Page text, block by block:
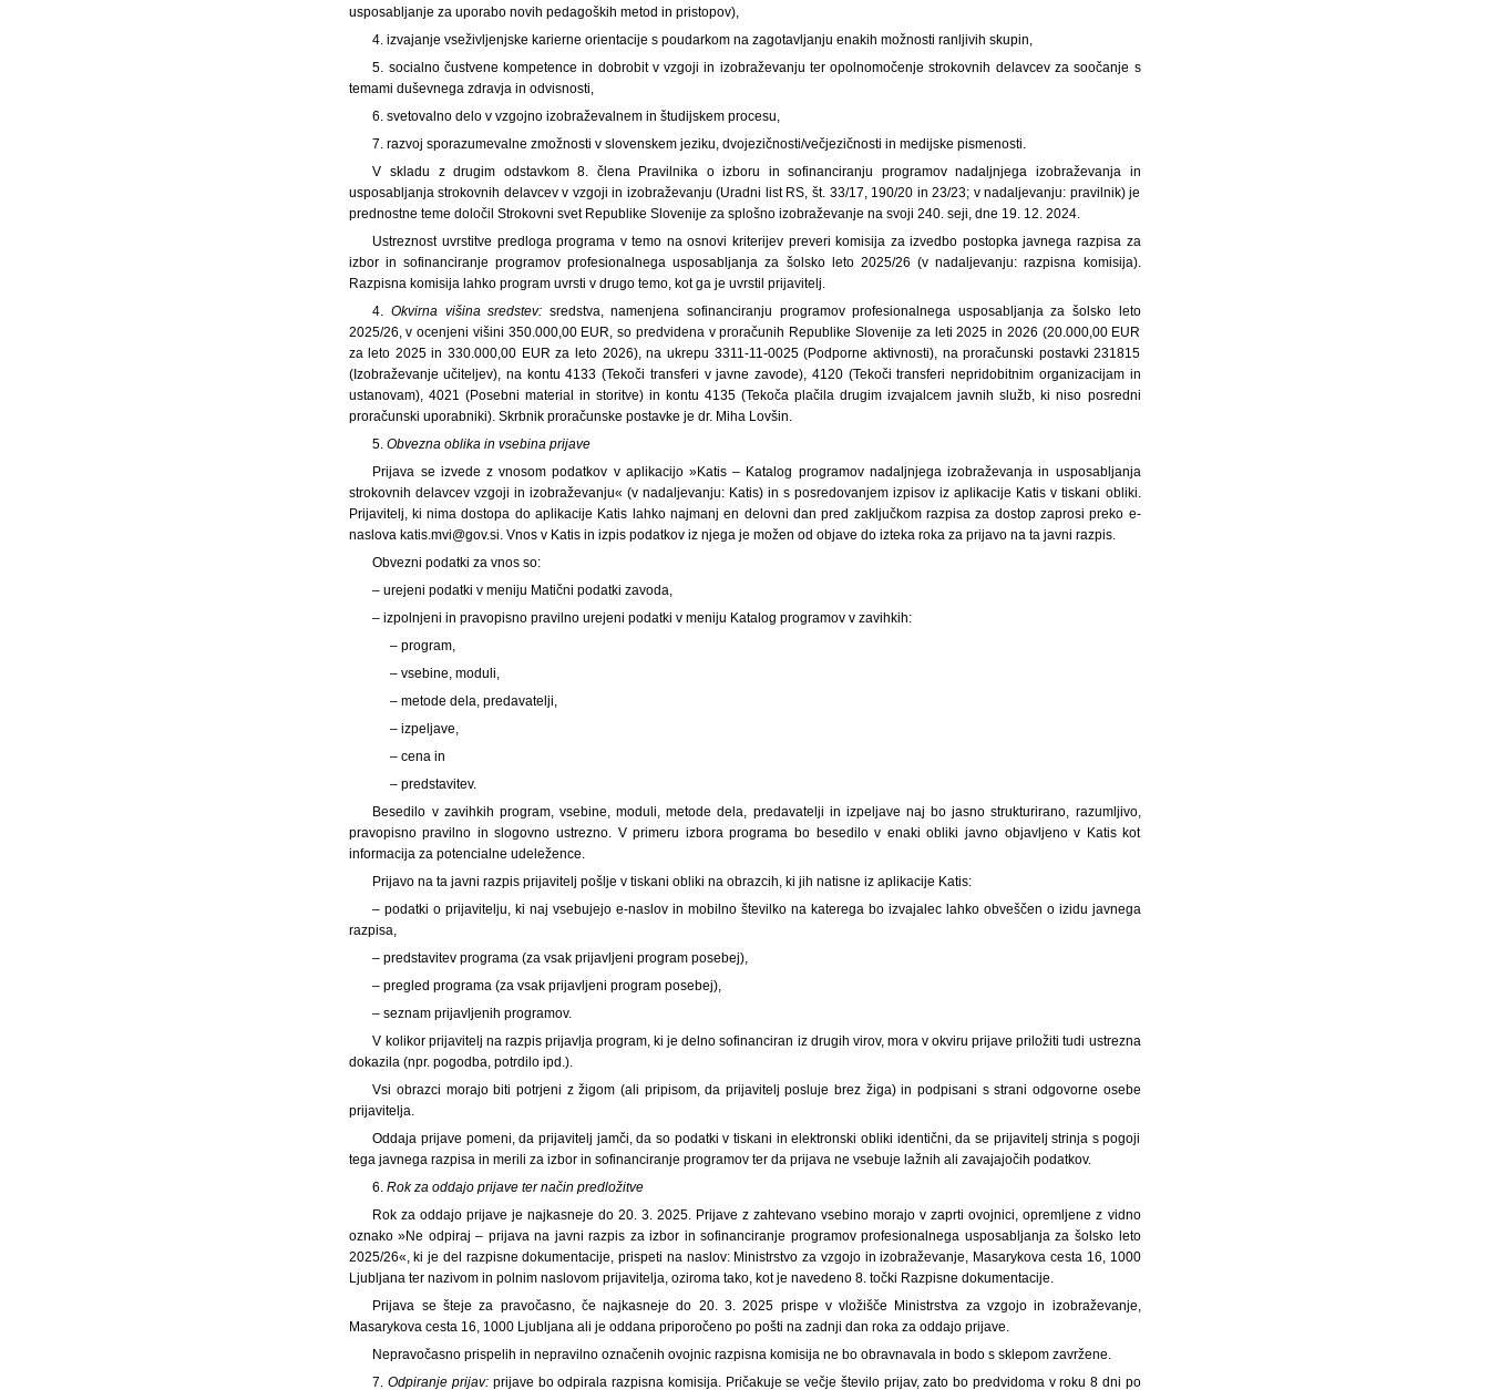
usposabljanje za uporabo novih pedagoških metod in pristopov),
4. izvajanje vseživljenjske karierne orientacije s poudarkom na zagotavljanju enakih možnosti ranljivih skupin,
5. socialno čustvene kompetence in dobrobit v vzgoji in izobraževanju ter opolnomočenje strokovnih delavcev za soočanje s
temami duševnega zdravja in odvisnosti,
6. svetovalno delo v vzgojno izobraževalnem in študijskem procesu,
7. razvoj sporazumevalne zmožnosti v slovenskem jeziku, dvojezičnosti/večjezičnosti in medijske pismenosti.
V skladu z drugim odstavkom 8. člena Pravilnika o izboru in sofinanciranju programov nadaljnjega izobraževanja in
usposabljanja strokovnih delavcev v vzgoji in izobraževanju (Uradni list RS, št. 33/17, 190/20 in 23/23; v nadaljevanju: pravilnik) je
prednostne teme določil Strokovni svet Republike Slovenije za splošno izobraževanje na svoji 240. seji, dne 19. 12. 2024.
Ustreznost uvrstitve predloga programa v temo na osnovi kriterijev preveri komisija za izvedbo postopka javnega razpisa za
izbor in sofinanciranje programov profesionalnega usposabljanja za šolsko leto 2025/26 (v nadaljevanju: razpisna komisija).
Razpisna komisija lahko program uvrsti v drugo temo, kot ga je uvrstil prijavitelj.
4.Okvirna višina sredstev: sredstva, namenjena sofinanciranju programov profesionalnega usposabljanja za šolsko leto
2025/26, v ocenjeni višini 350.000,00 EUR, so predvidena v proračunih Republike Slovenije za leti 2025 in 2026 (20.000,00 EUR
za leto 2025 in 330.000,00 EUR za leto 2026), na ukrepu 3311-11-0025 (Podporne aktivnosti), na proračunski postavki 231815
(Izobraževanje učiteljev), na kontu 4133 (Tekoči transferi v javne zavode), 4120 (Tekoči transferi nepridobitnim organizacijam in
ustanovam), 4021 (Posebni material in storitve) in kontu 4135 (Tekoča plačila drugim izvajalcem javnih služb, ki niso posredni
proračunski uporabniki). Skrbnik proračunske postavke je dr. Miha Lovšin.
5.Obvezna oblika in vsebina prijave
Prijava se izvede z vnosom podatkov v aplikacijo »Katis – Katalog programov nadaljnjega izobraževanja in usposabljanja
strokovnih delavcev vzgoji in izobraževanju« (v nadaljevanju: Katis) in s posredovanjem izpisov iz aplikacije Katis v tiskani obliki.
Prijavitelj, ki nima dostopa do aplikacije Katis lahko najmanj en delovni dan pred zaključkom razpisa za dostop zaprosi preko e-
naslova katis.mvi@gov.si. Vnos v Katis in izpis podatkov iz njega je možen od objave do izteka roka za prijavo na ta javni razpis.
Obvezni podatki za vnos so:
– urejeni podatki v meniju Matični podatki zavoda,
– izpolnjeni in pravopisno pravilno urejeni podatki v meniju Katalog programov v zavihkih:
– program,
– vsebine, moduli,
– metode dela, predavatelji,
– izpeljave,
– cena in
– predstavitev.
Besedilo v zavihkih program, vsebine, moduli, metode dela, predavatelji in izpeljave naj bo jasno strukturirano, razumljivo,
pravopisno pravilno in slogovno ustrezno. V primeru izbora programa bo besedilo v enaki obliki javno objavljeno v Katis kot
informacija za potencialne udeležence.
Prijavo na ta javni razpis prijavitelj pošlje v tiskani obliki na obrazcih, ki jih natisne iz aplikacije Katis:
– podatki o prijavitelju, ki naj vsebujejo e-naslov in mobilno številko na katerega bo izvajalec lahko obveščen o izidu javnega
razpisa,
– predstavitev programa (za vsak prijavljeni program posebej),
– pregled programa (za vsak prijavljeni program posebej),
– seznam prijavljenih programov.
V kolikor prijavitelj na razpis prijavlja program, ki je delno sofinanciran iz drugih virov, mora v okviru prijave priložiti tudi ustrezna
dokazila (npr. pogodba, potrdilo ipd.).
Vsi obrazci morajo biti potrjeni z žigom (ali pripisom, da prijavitelj posluje brez žiga) in podpisani s strani odgovorne osebe
prijavitelja.
Oddaja prijave pomeni, da prijavitelj jamči, da so podatki v tiskani in elektronski obliki identični, da se prijavitelj strinja s pogoji
tega javnega razpisa in merili za izbor in sofinanciranje programov ter da prijava ne vsebuje lažnih ali zavajajočih podatkov.
6.Rok za oddajo prijave ter način predložitve
Rok za oddajo prijave je najkasneje do 20. 3. 2025. Prijave z zahtevano vsebino morajo v zaprti ovojnici, opremljene z vidno
oznako »Ne odpiraj – prijava na javni razpis za izbor in sofinanciranje programov profesionalnega usposabljanja za šolsko leto
2025/26«, ki je del razpisne dokumentacije, prispeti na naslov: Ministrstvo za vzgojo in izobraževanje, Masarykova cesta 16, 1000
Ljubljana ter nazivom in polnim naslovom prijavitelja, oziroma tako, kot je navedeno 8. točki Razpisne dokumentacije.
Prijava se šteje za pravočasno, če najkasneje do 20. 3. 2025 prispe v vložišče Ministrstva za vzgojo in izobraževanje,
Masarykova cesta 16, 1000 Ljubljana ali je oddana priporočeno po pošti na zadnji dan roka za oddajo prijave.
Nepravočasno prispelih in nepravilno označenih ovojnic razpisna komisija ne bo obravnavala in bodo s sklepom zavržene.
7.Odpiranje prijav: prijave bo odpirala razpisna komisija. Pričakuje se večje število prijav, zato bo predvidoma v roku 8 dni po